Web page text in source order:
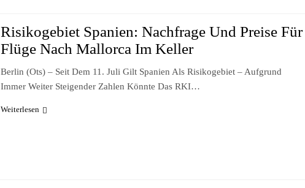
Risikogebiet Spanien: Nachfrage Und Preise Für
Flüge Nach Mallorca Im Keller
Berlin (ots) – Seit Dem 11. Juli Gilt Spanien Als Risikogebiet – Aufgrund
Immer Weiter Steigender Zahlen Könnte Das RKI…
Weiterlesen